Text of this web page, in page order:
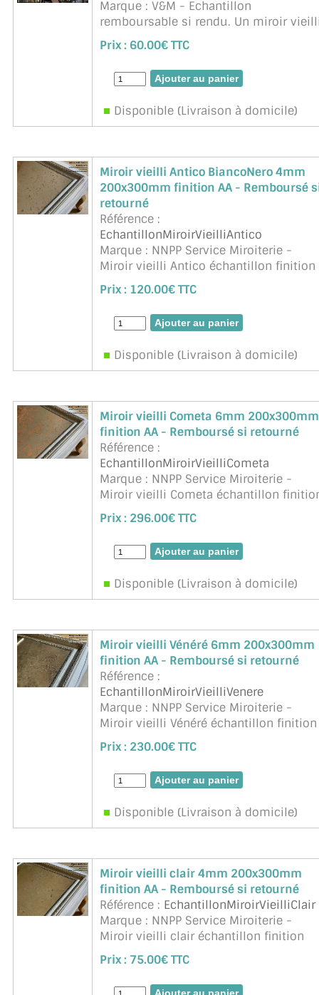
Marque : V&M - Echantillon
remboursable si rendu. Un miroir
entièrement réalisé à la main et oxydé
de façon naturelle grâce à des
techniques artisanales ...
Prix : 60.00€ TTC
Disponible (Livraison à domicile)
Miroir vieilli Antico BiancoNero 4mm
200x300mm finition AA - Remboursé
retourné
Référence :
EchantillonMiroirVieilliAntico
Marque : NNPP Service Miroiterie -
Miroir vieilli Antico échantillon finition
arêtes abattues. Remboursé si
retournée (sauf frais d'envoi)
Prix : 120.00€ TTC
Disponible (Livraison à domicile)
Miroir vieilli Cometa 6mm 200x300mm
finition AA - Remboursé si retourné
Référence :
EchantillonMiroirVieilliCometa
Marque : NNPP Service Miroiterie -
Miroir vieilli Cometa échantillon
arêtes abattues. Remboursé si
retournée (sauf frais d'envoi)
Prix : 296.00€ TTC
Disponible (Livraison à domicile)
Miroir vieilli Vénéré 6mm 200x300mm
finition AA - Remboursé si retourné
Référence :
EchantillonMiroirVieilliVenere
Marque : NNPP Service Miroiterie -
Miroir vieilli Vénéré échantillon finition
arêtes abattues. Remboursé si
retournée (sauf frais d'envoi)
Prix : 230.00€ TTC
Disponible (Livraison à domicile)
Miroir vieilli clair 4mm 200x300mm
finition AA - Remboursé si retourné
Référence : EchantillonMiroirVieilliClair
Marque : NNPP Service Miroiterie -
Miroir vieilli clair échantillon finition
arêtes abattues. Remboursé si
retournée (sauf frais d'envoi)
Prix : 75.00€ TTC